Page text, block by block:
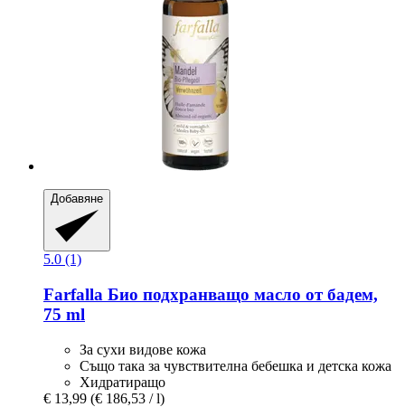
Добавяне
5.0 (1)
Farfalla Био подхранващо масло от бадем,
75 ml
За сухи видове кожа
Също така за чувствителна бебешка и детска кожа
Хидратиращо
€ 13,99 (€ 186,53 / l)